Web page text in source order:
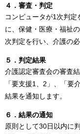
４．審査・判定
コンピュータが1次判定
に、保健・医療・福祉
次判定を行い、介護の
５．判定結果
介護認定審査会の審査
「要支援1、2」、「要
結果を通知します。
６．結果の通知
原則として30日以内に